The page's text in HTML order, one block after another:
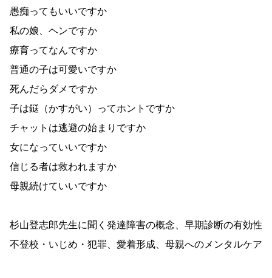
愚痴ってもいいですか
私の娘、ヘンですか
療育ってなんですか
普通の子は可愛いですか
死んだらダメですか
子は鎹（かすがい）ってホントですか
チャットは逃避の始まりですか
女になっていいですか
信じる者は救われますか
母親続けていいですか
杉山登志郎先生に聞く発達障害の概念、早期診断の有効性
不登校・いじめ・犯罪、愛着形成、母親へのメンタルケア